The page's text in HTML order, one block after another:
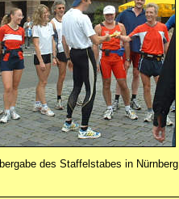
des Staffelstabes in Nürnberg